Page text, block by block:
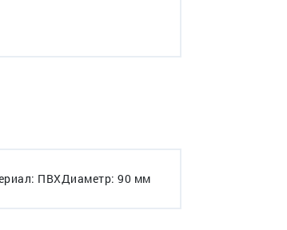
ПВХДиаметр: 90 мм